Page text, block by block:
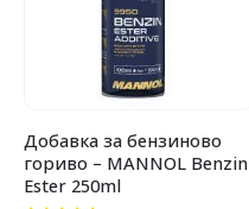
Добавка за бензиново
гориво – MANNOL Benzin
Ester 250ml